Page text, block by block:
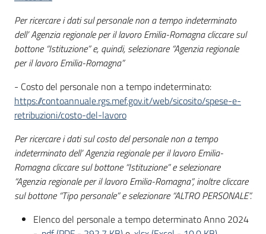
Seguici
su
Per ricercare i dati sul personale non a tempo indeterminato
dell’ Agenzia regionale per il lavoro Emilia-Romagna cliccare sul
bottone “Istituzione” e, quindi, selezionare “Agenzia regionale
per il lavoro Emilia-Romagna”
- Costo del personale non a tempo indeterminato:
https://contoannuale.rgs.mef.gov.it/web/sicosito/spese-e-
retribuzioni/costo-del-lavoro
Per ricercare i dati sul costo del personale non a tempo
indeterminato dell’ Agenzia regionale per il lavoro Emilia-
Romagna cliccare sul bottone “Istituzione” e selezionare
“Agenzia regionale per il lavoro Emilia-Romagna”, inoltre cliccare
sul bottone “Tipo personale” e selezionare “ALTRO PERSONALE”.
Elenco del personale a tempo determinato Anno 2024